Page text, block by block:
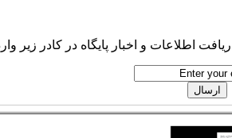
اطلاعات و اخبار پایگاه در کادر زیر